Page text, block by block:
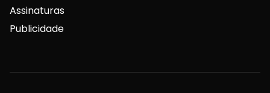
Assinaturas
Publicidade